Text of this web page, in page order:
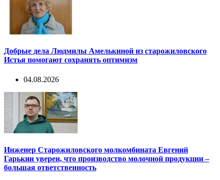
Добрые дела Людмилы Амелькиной из старожиловского
Истья помогают сохранять оптимизм
04.08.2026
Инженер Старожиловского молкомбината Евгений
Гарькин уверен, что производство молочной продукции –
большая ответственность